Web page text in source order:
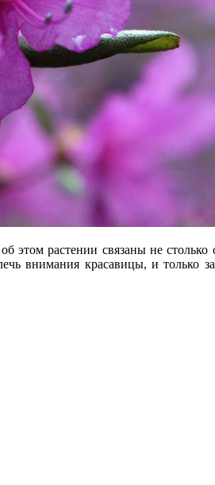
этом растении связаны не
внимания красавицы, и только